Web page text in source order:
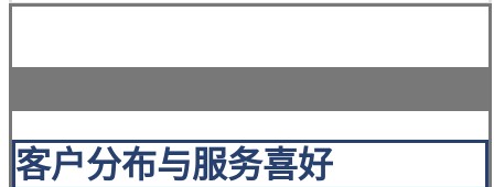
客户分布与服务喜好